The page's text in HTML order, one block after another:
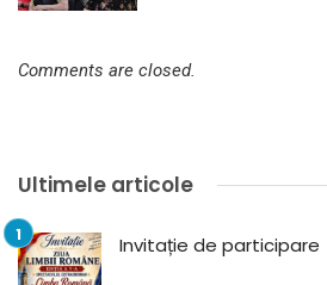
Comments are closed.
Ultimele articole
Invitație de participare